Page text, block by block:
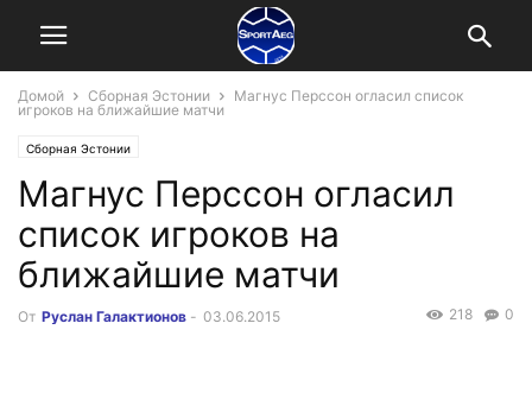
Домой Сборная Эстонии
Магнус Перссон огласил список
игроков на ближайшие матчи
Сборная Эстонии
Магнус Перссон огласил
список игроков на
ближайшие матчи
От Руслан Галактионов - 03.06.2015 0
218